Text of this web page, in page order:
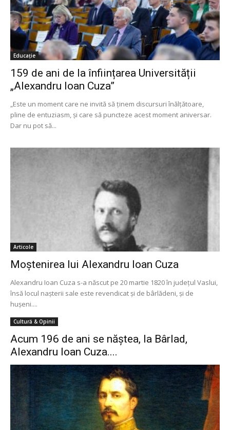
Educație
159 de ani de la înființarea Universității
„Alexandru Ioan Cuza”
„Este un moment care ne invită să ţinem discursuri înălţătoare,
pline de entuziasm, şi care să puncteze acest moment aniversar.
Dar nu pot să...
Articole
Moștenirea lui Alexandru Ioan Cuza
Alexandru Ioan Cuza s-a născut pe 20 martie 1820 în județul Vaslui,
însă locul nașterii sale este revendicat și de bârlădeni, și de
hușeni....
Cultură & Opinii
Acum 196 de ani se năștea, la Bârlad,
Alexandru Ioan Cuza....